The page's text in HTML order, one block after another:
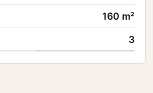
160 m²
3